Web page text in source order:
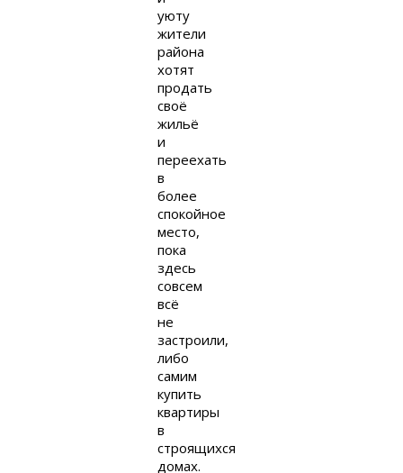
уюту
жители
района
хотят
продать
своё
жильё
и
переехать
в
более
спокойное
место,
пока
здесь
совсем
всё
не
застроили,
либо
самим
купить
квартиры
в
строящихся
домах.